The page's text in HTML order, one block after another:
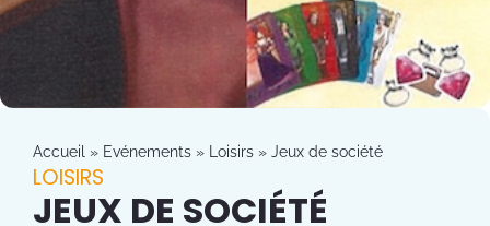
Accueil » Evénements » Loisirs » Jeux de société
LOISIRS
JEUX DE SOCIÉTÉ